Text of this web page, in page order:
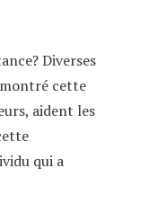
Diverses
cette
aident les
qui a